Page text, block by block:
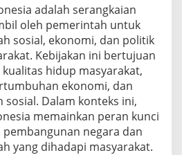
i
I
n
d
o
n
e
s
i
a
d
adalah serangkaian
oleh pemerintah untuk
sosial, ekonomi, dan politik
Kebijakan ini bertujuan
hidup masyarakat,
ekonomi, dan
sosial. Dalam konteks ini,
memainkan peran kunci
negara dan
yang dihadapi masyarakat.